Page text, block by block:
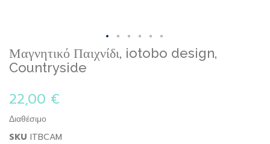
Μαγνητικό Παιχνίδι, iotobo design,
Countryside
22,00 €
Διαθέσιμο
SKU ITBCAM
Skip
to
the
of
images
gallery